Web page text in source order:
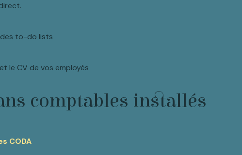
to-do lists
le CV de vos employés
comptables installés
CODA